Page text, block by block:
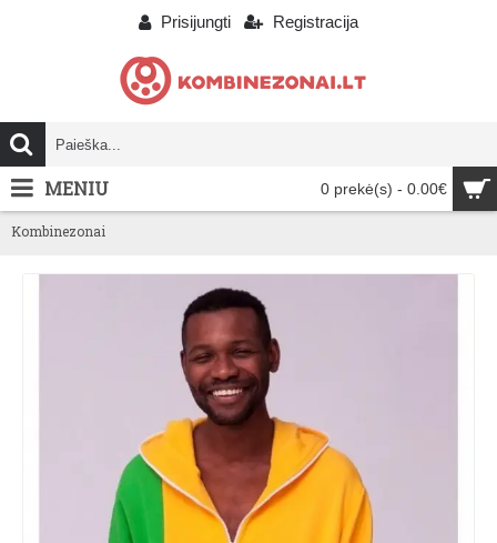
Prisijungti Registracija
0 prekė(s) - 0.00€
MENIU
Kombinezonai